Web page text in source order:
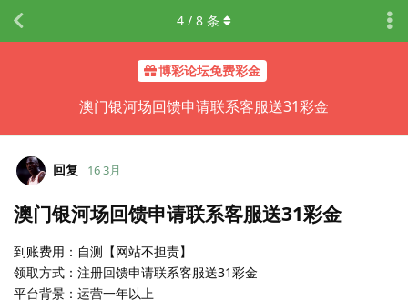
博彩论坛免费彩金
澳门银河场回馈申请联系客服送31彩金
4 / 8 条
回复 16 3月
澳门银河场回馈申请联系客服送31彩金
到账费用：自测【网站不担责】
领取方式：注册回馈申请联系客服送31彩金
平台背景：运营一年以上